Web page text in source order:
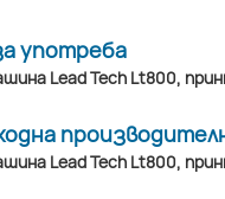
употреба